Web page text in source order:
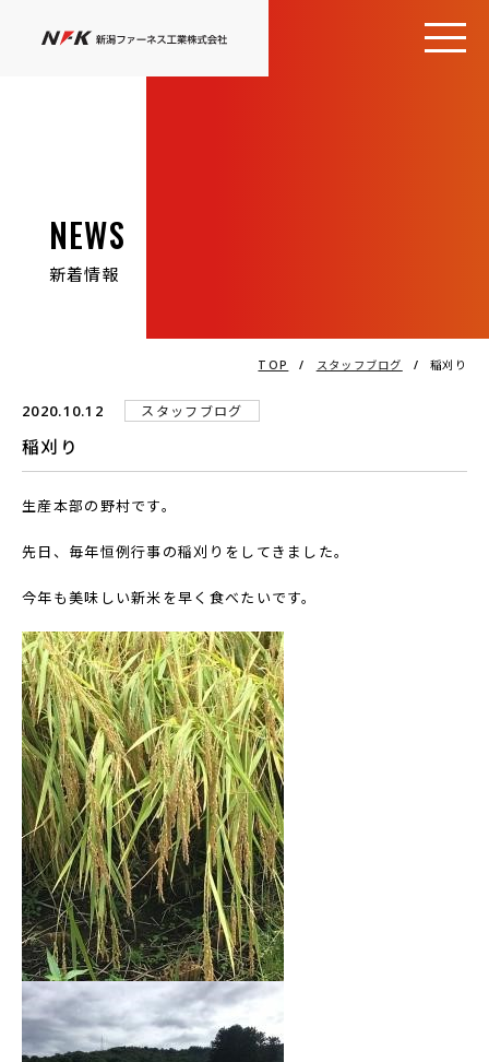
NEWS
新着情報
TOP / スタッフブログ / 稲刈り
2020.10.12 スタッフブログ
稲刈り
生産本部の野村です。
先日、毎年恒例行事の稲刈りをしてきました。
今年も美味しい新米を早く食べたいです。